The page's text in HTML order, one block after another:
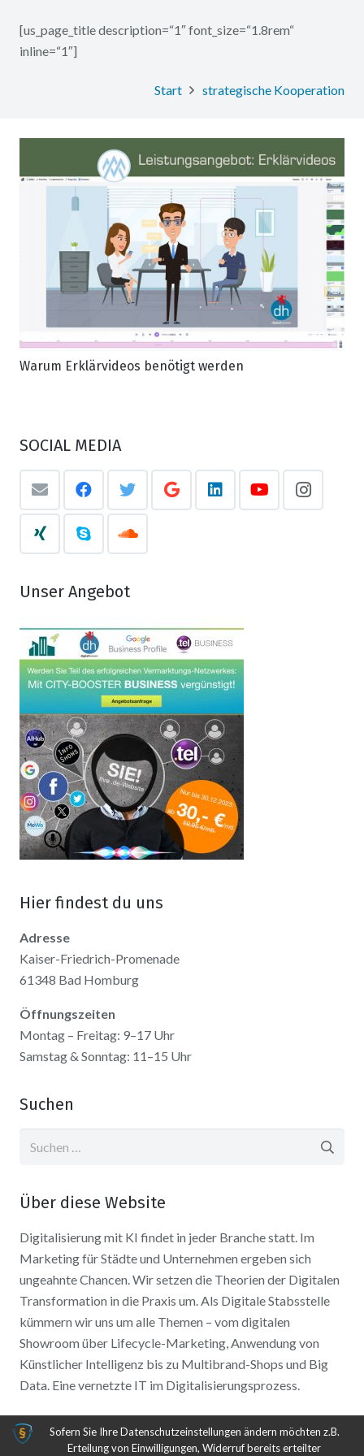
[us_page_title description=“1″ font_size=“1.8rem“
inline=“1″]
Start strategische Kooperation
Warum Erklärvideos benötigt werden
SOCIAL MEDIA
Unser Angebot
Hier findest du uns
Adresse
Kaiser-Friedrich-Promenade
61348 Bad Homburg
Öffnungszeiten
Montag – Freitag: 9–17 Uhr
Samstag & Sonntag: 11–15 Uhr
Suchen
Über diese Website
Digitalisierung mit KI findet in jeder Branche statt. Im
Marketing für Städte und Unternehmen ergeben sich
ungeahnte Chancen. Wir setzen die Theorien der Digitalen
Transformation in die Praxis um. Als Digitale Stabsstelle
kümmern wir uns um alle Themen – vom digitalen
Showroom über Lifecycle-Marketing, Anwendung von
Künstlicher Intelligenz bis zu Multibrand-Shops und Big
Data. Eine vernetzte IT im Digitalisierungsprozess.
Sofern Sie Ihre Datenschutzeinstellungen ändern möchten z.B.
Erteilung von Einwilligungen, Widerruf bereits erteilter